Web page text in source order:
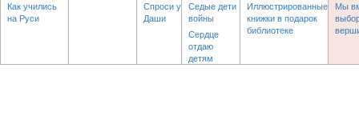
Как учились
на Руси
Спроси у
Даши
Седые дети
войны
Сердце
отдаю
детям
Иллюстрированные
книжки в подарок
библиотеке
Мы